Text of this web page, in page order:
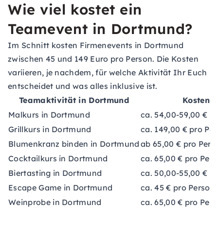
Wie viel kostet ein
Teamevent in Dortmund?
Im Schnitt kosten Firmenevents in Dortmund
zwischen 45 und 149 Euro pro Person. Die Kosten
variieren, je nachdem, für welche Aktivität Ihr Euch
entscheidet und was alles inklusive ist.
Teamaktivität in Dortmund
Kosten
Malkurs in Dortmund
ca. 54,00-59,00 €
Grillkurs in Dortmund
ca. 149,00 € pro
Blumenkranz binden in Dortmund ab 65,00 € pro
Cocktailkurs in Dortmund
ca. 65,00 € pro
Biertasting in Dortmund
ca. 50,00-55,00 €
Escape Game in Dortmund
ca. 45 € pro Person
Weinprobe in Dortmund
ca. 65,00 € pro